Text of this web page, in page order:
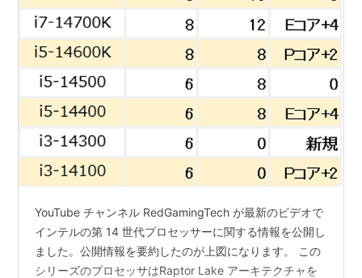
YouTube チャンネル RedGamingTech が最新のビデオで
インテルの第 14 世代プロセッサーに関する情報を公開し
ました。公開情報を要約したのが上図になります。 この
シリーズのプロセッサはRaptor Lake アーキテクチャを